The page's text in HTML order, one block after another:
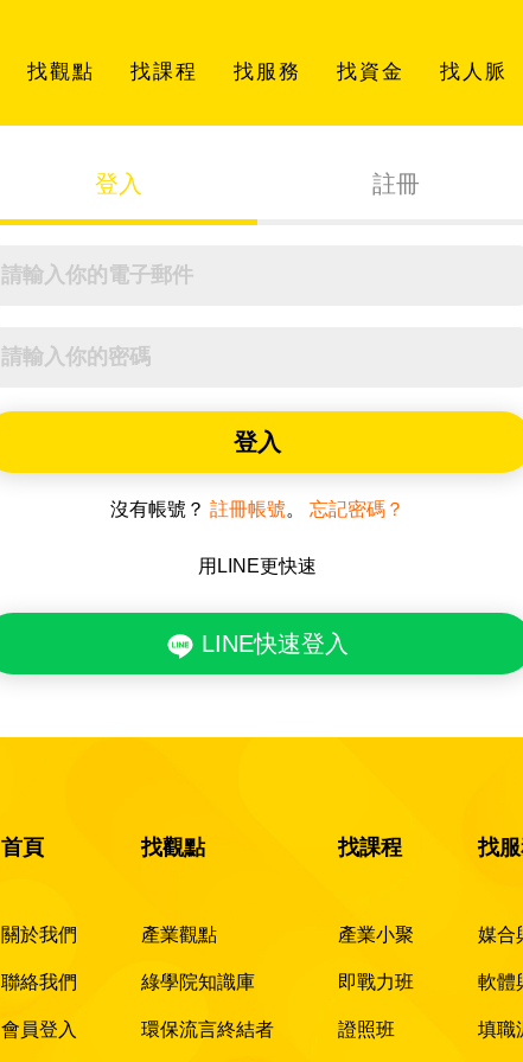
找觀點 找課程 找服務 找資金 找人脈
登入 註冊
登入
沒有帳號？ 註冊帳號。 忘記密碼？
用LINE更快速
LINE快速登入
首頁
關於我們
聯絡我們
會員登入
找觀點
產業觀點
綠學院知識庫
環保流言終結者
找課程
產業小聚
即戰力班
證照班
找
媒合
軟體
填職